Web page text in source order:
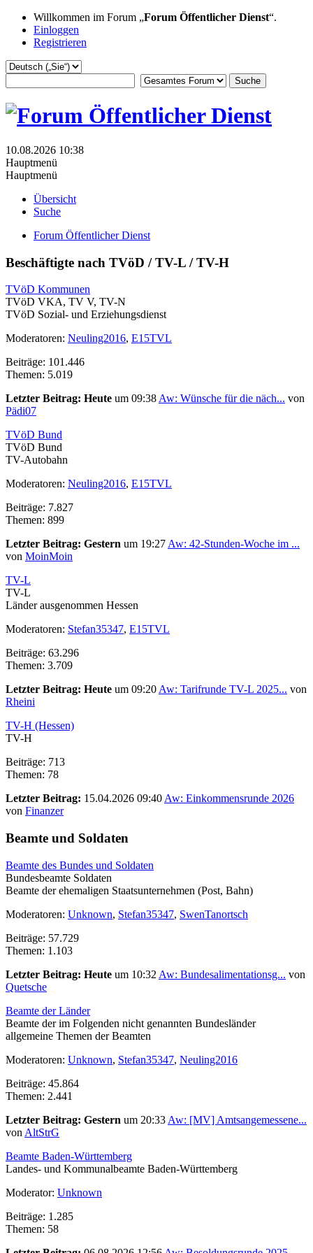
Willkommen im Forum „Forum Öffentlicher Dienst“.
Einloggen
Registrieren
10.08.2026 10:38
Hauptmenü
Hauptmenü
Übersicht
Suche
Forum Öffentlicher Dienst
Beschäftigte nach TVöD / TV-L / TV-H
TVöD Kommunen
TVöD VKA, TV V, TV-N
TVöD Sozial- und Erziehungsdienst
Moderatoren: Neuling2016, E15TVL
Beiträge: 101.446
Themen: 5.019
Letzter Beitrag: Heute um 09:38 Aw: Wünsche für die näch... von
Pädi07
TVöD Bund
TVöD Bund
TV-Autobahn
Moderatoren: Neuling2016, E15TVL
Beiträge: 7.827
Themen: 899
Letzter Beitrag: Gestern um 19:27 Aw: 42-Stunden-Woche im ...
von MoinMoin
TV-L
TV-L
Länder ausgenommen Hessen
Moderatoren: Stefan35347, E15TVL
Beiträge: 63.296
Themen: 3.709
Letzter Beitrag: Heute um 09:20 Aw: Tarifrunde TV-L 2025... von
Rheini
TV-H (Hessen)
TV-H
Beiträge: 713
Themen: 78
Letzter Beitrag: 15.04.2026 09:40 Aw: Einkommensrunde 2026
von Finanzer
Beamte und Soldaten
Beamte des Bundes und Soldaten
Bundesbeamte Soldaten
Beamte der ehemaligen Staatsunternehmen (Post, Bahn)
Moderatoren: Unknown, Stefan35347, SwenTanortsch
Beiträge: 57.729
Themen: 1.103
Letzter Beitrag: Heute um 10:32 Aw: Bundesalimentationsg... von
Quetsche
Beamte der Länder
Beamte der im Folgenden nicht genannten Bundesländer
allgemeine Themen der Beamten
Moderatoren: Unknown, Stefan35347, Neuling2016
Beiträge: 45.864
Themen: 2.441
Letzter Beitrag: Gestern um 20:33 Aw: [MV] Amtsangemessene...
von AltStrG
Beamte Baden-Württemberg
Landes- und Kommunalbeamte Baden-Württemberg
Moderator: Unknown
Beiträge: 1.285
Themen: 58